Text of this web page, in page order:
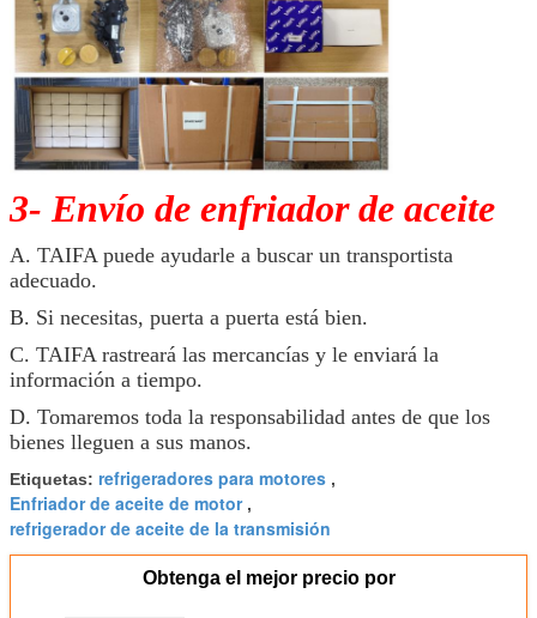
3- Envío de enfriador de aceite
A. TAIFA puede ayudarle a buscar un transportista
adecuado.
B. Si necesitas, puerta a puerta está bien.
C. TAIFA rastreará las mercancías y le enviará la
información a tiempo.
D. Tomaremos toda la responsabilidad antes de que los
bienes lleguen a sus manos.
Etiquetas: refrigeradores para motores ,
Enfriador de aceite de motor,
refrigerador de aceite de la transmisión
Obtenga el mejor precio por